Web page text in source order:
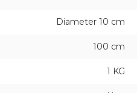
Diameter 10 cm
100 cm
1 KG